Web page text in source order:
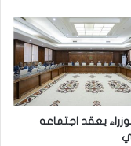
يعقد اجتماعه